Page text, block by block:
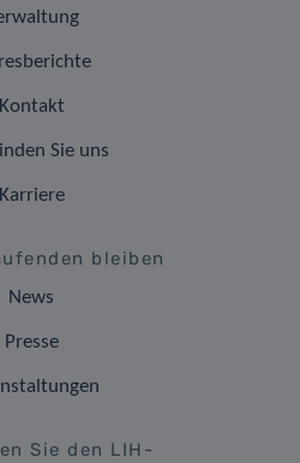
Kontakt
Sie uns
Karriere
bleiben
News
Presse
Sie den LIH-